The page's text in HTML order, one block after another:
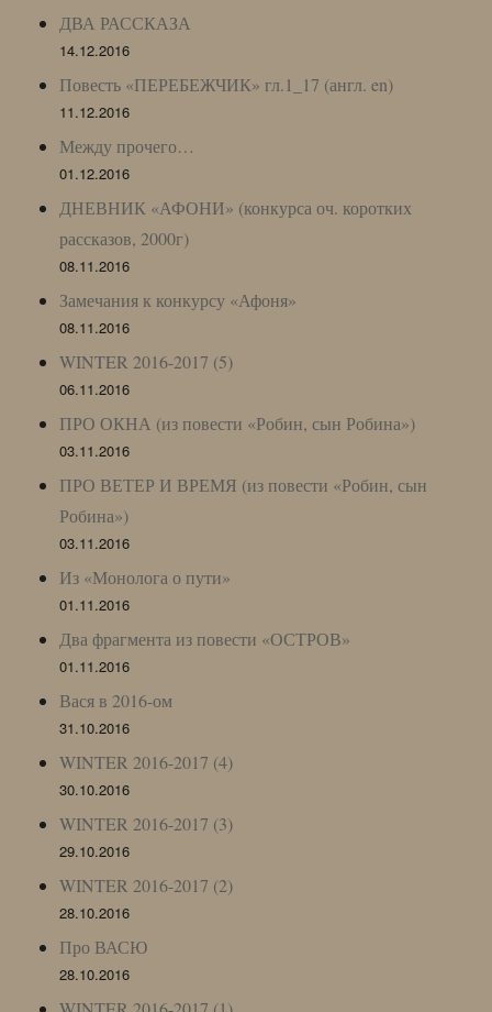
ДВА РАССКАЗА
14.12.2016
Повесть «ПЕРЕБЕЖЧИК» гл.1_17 (англ. en)
11.12.2016
Между прочего…
01.12.2016
ДНЕВНИК «АФОНИ» (конкурса оч. коротких
рассказов, 2000г)
08.11.2016
Замечания к конкурсу «Афоня»
08.11.2016
WINTER 2016-2017 (5)
06.11.2016
ПРО ОКНА (из повести «Робин, сын Робина»)
03.11.2016
ПРО ВЕТЕР И ВРЕМЯ (из повести «Робин, сын
Робина»)
03.11.2016
Из «Монолога о пути»
01.11.2016
Два фрагмента из повести «ОСТРОВ»
01.11.2016
Вася в 2016-ом
31.10.2016
WINTER 2016-2017 (4)
30.10.2016
WINTER 2016-2017 (3)
29.10.2016
WINTER 2016-2017 (2)
28.10.2016
Про ВАСЮ
28.10.2016